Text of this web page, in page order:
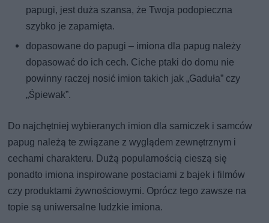
papugi, jest duża szansa, że Twoja podopieczna
szybko je zapamięta.
dopasowane do papugi – imiona dla papug należy
dopasować do ich cech. Ciche ptaki do domu nie
powinny raczej nosić imion takich jak „Gaduła” czy
„Śpiewak”.
Do najchętniej wybieranych imion dla samiczek i samców
papug należą te związane z wyglądem zewnętrznym i
cechami charakteru. Dużą popularnością cieszą się
ponadto imiona inspirowane postaciami z bajek i filmów
czy produktami żywnościowymi. Oprócz tego zawsze na
topie są uniwersalne ludzkie imiona.